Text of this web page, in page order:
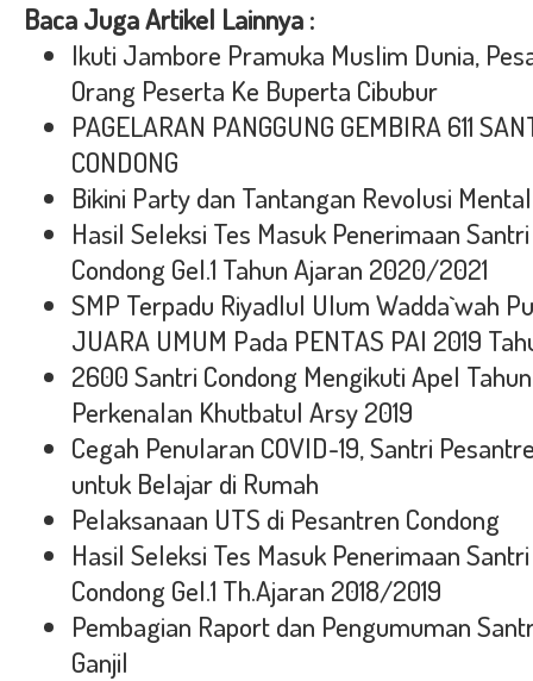
Baca Juga Artikel Lainnya :
Ikuti Jambore Pramuka Muslim Dunia,
Orang Peserta Ke Buperta Cibubur
PAGELARAN PANGGUNG GEMBIRA 611
CONDONG
Bikini Party dan Tantangan Revolusi Mental
Hasil Seleksi Tes Masuk Penerimaan
Condong Gel.1 Tahun Ajaran 2020/2021
SMP Terpadu Riyadlul Ulum Wadda`wah
JUARA UMUM Pada PENTAS PAI 2019
2600 Santri Condong Mengikuti Apel
Perkenalan Khutbatul Arsy 2019
Cegah Penularan COVID-19, Santri
untuk Belajar di Rumah
Pelaksanaan UTS di Pesantren Condong
Hasil Seleksi Tes Masuk Penerimaan
Condong Gel.1 Th.Ajaran 2018/2019
Pembagian Raport dan Pengumuman
Ganjil